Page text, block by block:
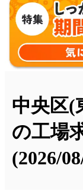
中央区(
の工場
(2026/